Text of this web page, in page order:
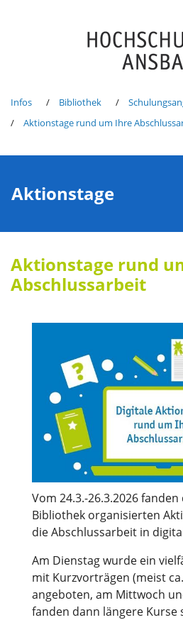
Infos Bibliothek
Aktionstage rund um Ihre
Aktionstage
Aktionstage rund
Abschlussarbeit
Vom 24.3.-26.3.2026
Bibliothek organisierten
die Abschlussarbeit in
Am Dienstag wurde ein
mit Kurzvorträgen (meist
angeboten, am Mittwoch
fanden dann längere Kurse